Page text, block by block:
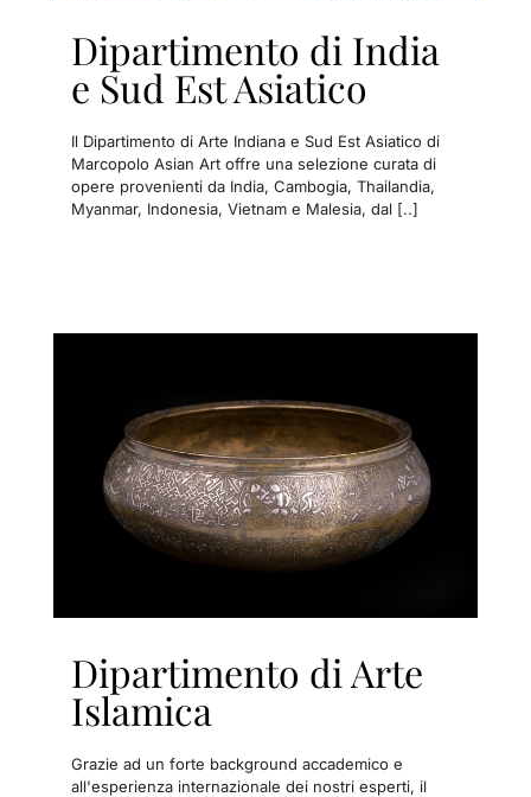
Dipartimento di India
e Sud Est Asiatico
Il Dipartimento di Arte Indiana e Sud Est Asiatico di
Marcopolo Asian Art offre una selezione curata di
opere provenienti da India, Cambogia, Thailandia,
Myanmar, Indonesia, Vietnam e Malesia, dal [..]
Dipartimento di Arte
Islamica
Grazie ad un forte background accademico e
all'esperienza internazionale dei nostri esperti, il